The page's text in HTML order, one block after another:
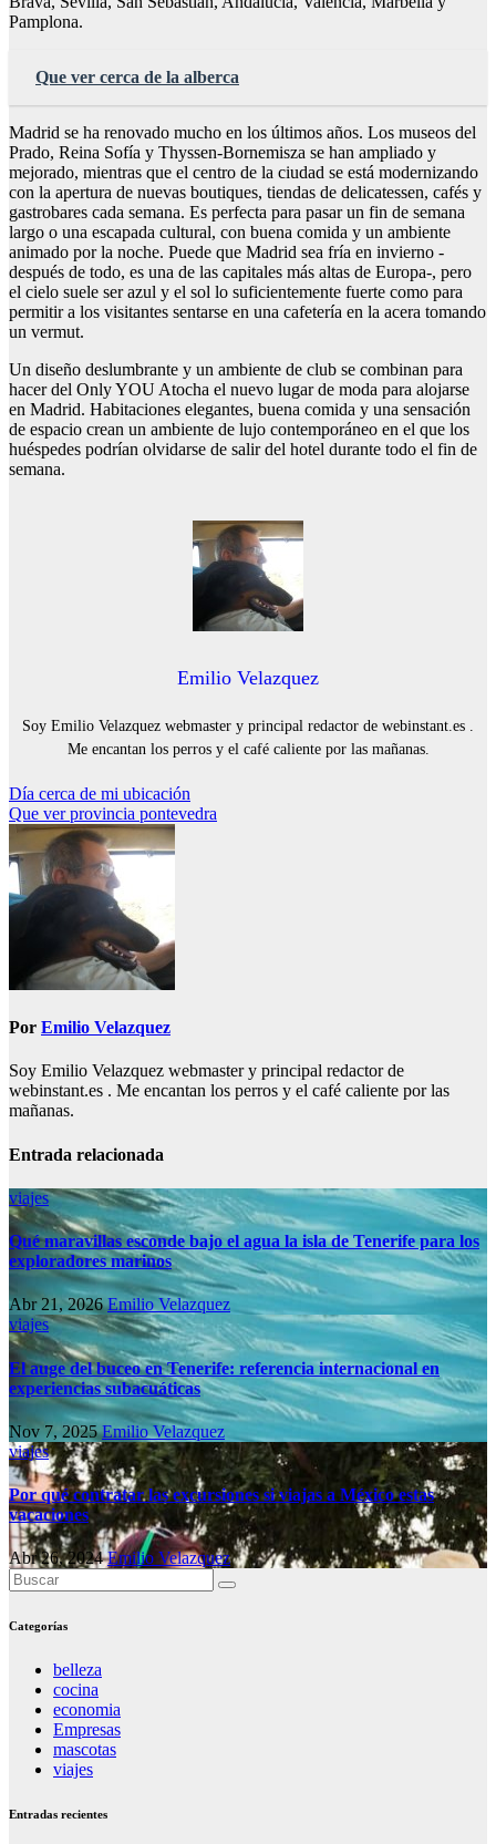
Pamplona.
Que ver cerca de la alberca
Madrid se ha renovado mucho en los últimos años. Los museos del
Prado, Reina Sofía y Thyssen-Bornemisza se han ampliado y
mejorado, mientras que el centro de la ciudad se está modernizando
con la apertura de nuevas boutiques, tiendas de delicatessen, cafés y
gastrobares cada semana. Es perfecta para pasar un fin de semana
largo o una escapada cultural, con buena comida y un ambiente
animado por la noche. Puede que Madrid sea fría en invierno -
después de todo, es una de las capitales más altas de Europa-, pero
el cielo suele ser azul y el sol lo suficientemente fuerte como para
permitir a los visitantes sentarse en una cafetería en la acera tomando
un vermut.
Un diseño deslumbrante y un ambiente de club se combinan para
hacer del Only YOU Atocha el nuevo lugar de moda para alojarse
en Madrid. Habitaciones elegantes, buena comida y una sensación
de espacio crean un ambiente de lujo contemporáneo en el que los
huéspedes podrían olvidarse de salir del hotel durante todo el fin de
semana.
Emilio Velazquez
Soy Emilio Velazquez webmaster y principal redactor de webinstant.es .
Me encantan los perros y el café caliente por las mañanas.
Navegación
de
entradas
Día cerca de mi ubicación
Que ver provincia pontevedra
Por Emilio Velazquez
Soy Emilio Velazquez webmaster y principal redactor de
webinstant.es . Me encantan los perros y el café caliente por las
mañanas.
Entrada relacionada
viajes
Qué maravillas esconde bajo el agua la isla de Tenerife para los
exploradores marinos
Abr 21, 2026Emilio Velazquez
viajes
El auge del buceo en Tenerife: referencia internacional en
experiencias subacuáticas
Nov 7, 2025Emilio Velazquez
viajes
Por qué contratar las excursiones si viajas a México estas
vacaciones
Abr 26, 2024Emilio Velazquez
Categorías
belleza
cocina
economia
Empresas
mascotas
viajes
Entradas recientes